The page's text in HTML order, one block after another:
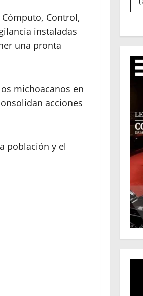
Control,
instaladas
una pronta
michoacanos en
acciones
población y el